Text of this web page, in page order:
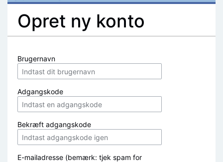
Opret ny konto
Brugernavn
Adgangskode
Bekræft adgangskode
E-mailadresse (bemærk: tjek spam for